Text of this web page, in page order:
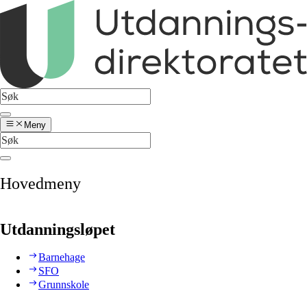
Meny
Hovedmeny
Utdanningsløpet
Barnehage
SFO
Grunnskole